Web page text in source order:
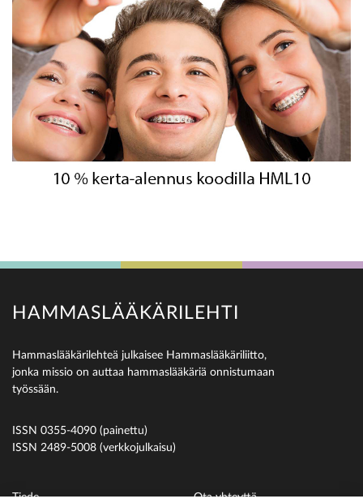
HAMMASLÄÄKÄRILEHTI
Hammaslääkärilehteä julkaisee Hammaslääkäriliitto,
jonka missio on auttaa hammaslääkäriä onnistumaan
työssään.
ISSN 0355-4090 (painettu)
ISSN 2489-5008 (verkkojulkaisu)
Tiede Ota yhteyttä